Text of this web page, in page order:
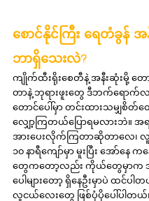
စောင်နိုင်ကြီး ရေတံခွန် အ
ဘာရှိသေးလဲ?
ကျိုက်ထီးရိုးစေတီနဲ့ အနီးဆုံးမို့ တေ
တာနဲ့ ဘုရားဖူးတွေ ဒီဘက်ရောက်
တောင်ပေါ်မှာ တင်းထားသမျှစိတ်
လျှော့ကြတယ်ပြောရမလားဘဲ။
အားပေးလိုက်ကြတာဆိုတာလေ၊
၁၀ နာရီကျော်မှာ မူးပြီး အော်နေ က
တွေကတော့လည်း ကိုယ်တွေမှာက အပ
ပေါများတော့ ရှိနေဦးမှာပဲ ထင်ပါ
လူငယ်လေးတွေ ဖြစ်ပုံပိုပေါ်ပါတယ်